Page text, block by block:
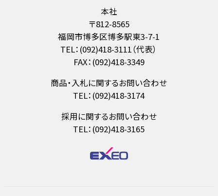
本社
〒812-8565
福岡市博多区博多駅東3-7-1
TEL：(092)418-3111（代表）
FAX：(092)418-3349
商品・入札に関するお問い合わせ
TEL：(092)418-3174
採用に関するお問い合わせ
TEL：(092)418-3165